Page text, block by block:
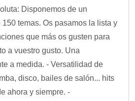
Disponemos de un
temas. Os pasamos la lista y
que más os gusten para
a vuestro gusto. Una
a medida. - Versatilidad de
disco, bailes de salón... hits
ahora y siempre. -